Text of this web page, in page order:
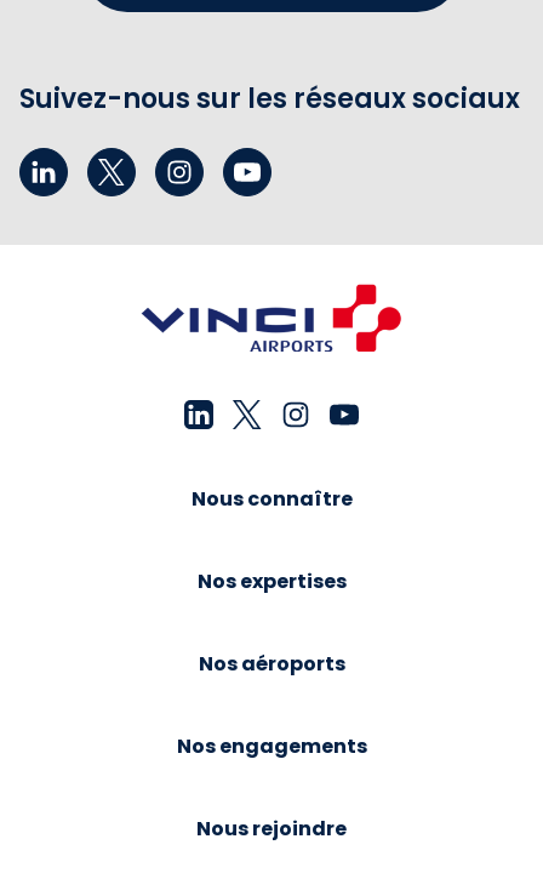
Suivez-nous sur les réseaux sociaux
Nous connaître
Nos expertises
Nos aéroports
Nos engagements
Nous rejoindre